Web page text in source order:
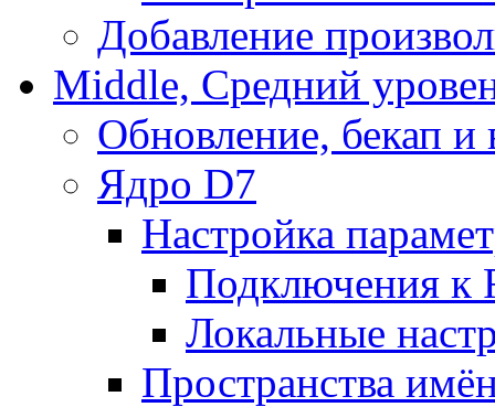
Добавление
Middle, Средний
Обновление, бекап и
Ядро D7
Настройка
Подключения к
Локальные
Пространства